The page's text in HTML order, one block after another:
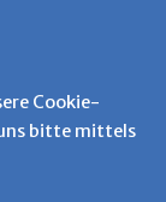
Cookie-
bitte mittels